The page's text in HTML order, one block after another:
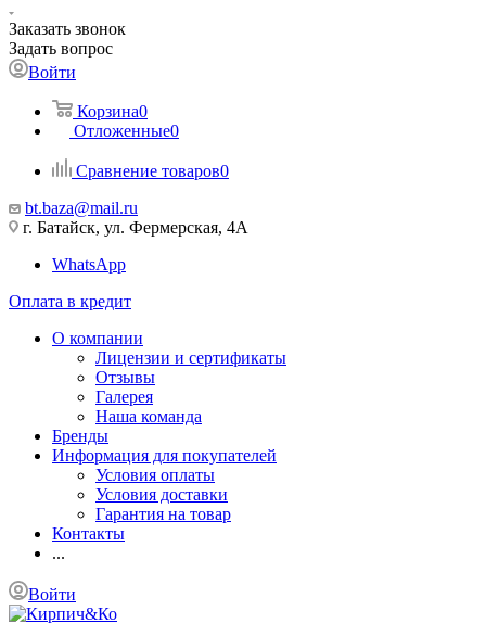
Заказать звонок
Задать вопрос
Войти
Корзина0
Отложенные0
Сравнение товаров0
bt.baza@mail.ru
г. Батайск, ул. Фермерская, 4А
WhatsApp
Оплата в кредит
О компании
Лицензии и сертификаты
Отзывы
Галерея
Наша команда
Бренды
Информация для покупателей
Условия оплаты
Условия доставки
Гарантия на товар
Контакты
...
Войти